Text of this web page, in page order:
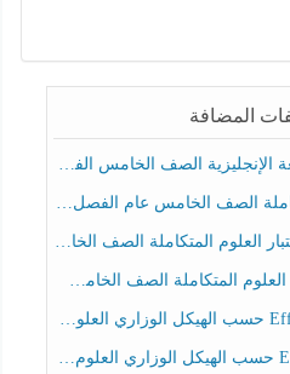
المضافة
عام الفصل الدراسي الثالث 2025-2026
المتكاملة الصف الخامس عام الفصل الثالث
الصف الخامس انسبير الفصل الثالث